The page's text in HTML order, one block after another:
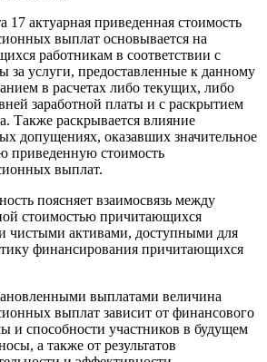
17 актуарная приведенная стоимость
выплат основывается на
работникам в соответствии с
за услуги, предоставленные к данному
в расчетах либо текущих, либо
заработной платы и с раскрытием
Также раскрывается влияние
допущениях, оказавших значительное
приведенную стоимость
выплат.
поясняет взаимосвязь между
стоимостью причитающихся
чистыми активами, доступными для
финансирования причитающихся
выплатами величина
выплат зависит от финансового
и способности участников в будущем
а также от результатов